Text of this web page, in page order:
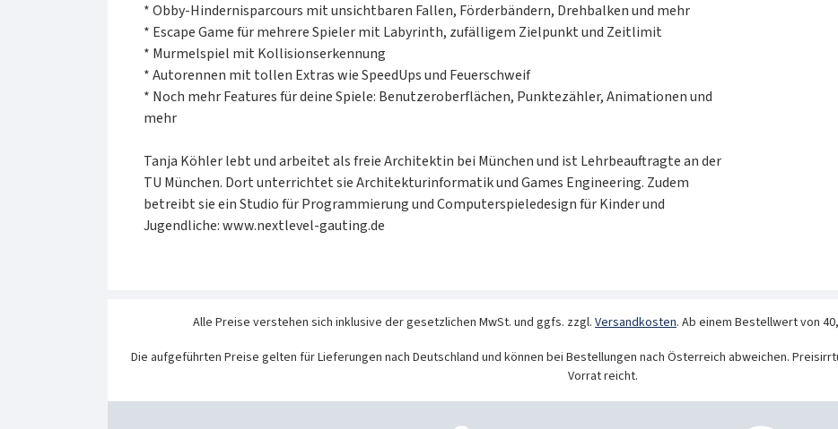
* Obby-Hindernisparcours mit unsichtbaren Fallen, Förderbändern, Drehbalken und mehr
* Escape Game für mehrere Spieler mit Labyrinth, zufälligem Zielpunkt und Zeitlimit
* Murmelspiel mit Kollisionserkennung
* Autorennen mit tollen Extras wie SpeedUps und Feuerschweif
* Noch mehr Features für deine Spiele: Benutzeroberflächen, Punktezähler, Animationen und
mehr
Tanja Köhler lebt und arbeitet als freie Architektin bei München und ist Lehrbeauftragte an der
TU München. Dort unterrichtet sie Architekturinformatik und Games Engineering. Zudem
betreibt sie ein Studio für Programmierung und Computerspieledesign für Kinder und
Jugendliche: www.nextlevel-gauting.de
Alle Preise verstehen sich inklusive der gesetzlichen MwSt. und ggfs. zzgl. Versandkosten. Ab einem Bestellwert von
Die aufgeführten Preise gelten für Lieferungen nach Deutschland und können bei Bestellungen nach Österreich abweichen.
Vorrat reicht.